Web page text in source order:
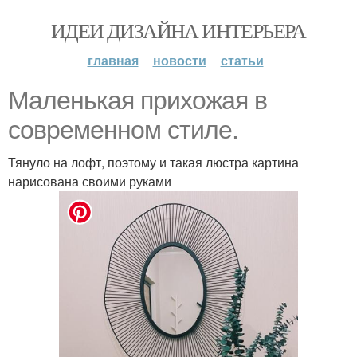
ИДЕИ ДИЗАЙНА ИНТЕРЬЕРА
главная новости статьи
Маленькая прихожая в
современном стиле.
Тянуло на лофт, поэтому и такая люстра картина
нарисована своими руками